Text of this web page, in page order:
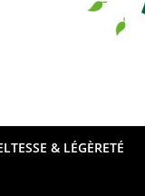
& LÉGÈRETÉ